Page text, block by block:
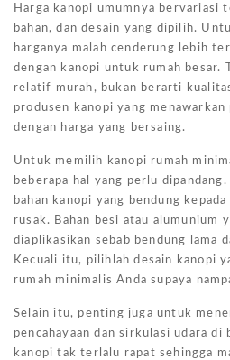
Harga kanopi umumnya bervariasi
bahan, dan desain yang dipilih.
harganya malah cenderung lebih
dengan kanopi untuk rumah besar.
relatif murah, bukan berarti
produsen kanopi yang
dengan harga yang bersaing.
Untuk memilih kanopi rumah
beberapa hal yang perlu
bahan kanopi yang bendung
rusak. Bahan besi atau alumunium
diaplikasikan sebab bendung lama
Kecuali itu, pilihlah desain kanopi
rumah minimalis Anda supaya
Selain itu, penting juga untuk
pencahayaan dan sirkulasi udara di
kanopi tak terlalu rapat sehingga